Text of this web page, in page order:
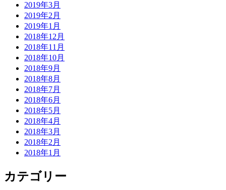
2019年3月
2019年2月
2019年1月
2018年12月
2018年11月
2018年10月
2018年9月
2018年8月
2018年7月
2018年6月
2018年5月
2018年4月
2018年3月
2018年2月
2018年1月
カテゴリー